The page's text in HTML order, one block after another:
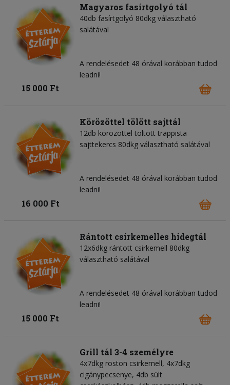
Magyaros fasírtgolyó tál
40db fasírtgolyó 80dkg választható
salátával
A rendelésedet 48 órával korábban tudod
leadni!
15 000 Ft
Körözöttel tölött sajttál
12db körözöttel töltött trappista
sajttekercs 80dkg választható salátával
A rendelésedet 48 órával korábban tudod
leadni!
16 000 Ft
Rántott csirkemelles hidegtál
12x6dkg rántott csirkemell 80dkg
választható salátával
A rendelésedet 48 órával korábban tudod
leadni!
15 000 Ft
Grill tál 3-4 személyre
4x7dkg roston csirkemell, 4x7dkg
cigánypecsenye, 4db sült